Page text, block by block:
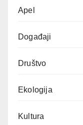
Apel
Događaji
Društvo
Ekologija
Kultura